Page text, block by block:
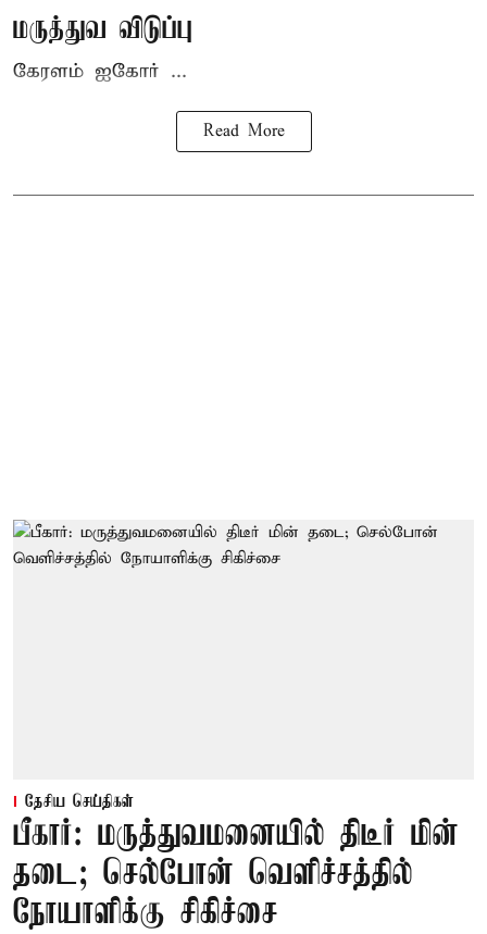
மருத்துவ விடுப்பு
கேரளம் ஐகோர் ...
Read More
தேசிய செய்திகள்
பீகார்: மருத்துவமனையில் திடீர் மின்
தடை; செல்போன் வெளிச்சத்தில்
நோயாளிக்கு சிகிச்சை